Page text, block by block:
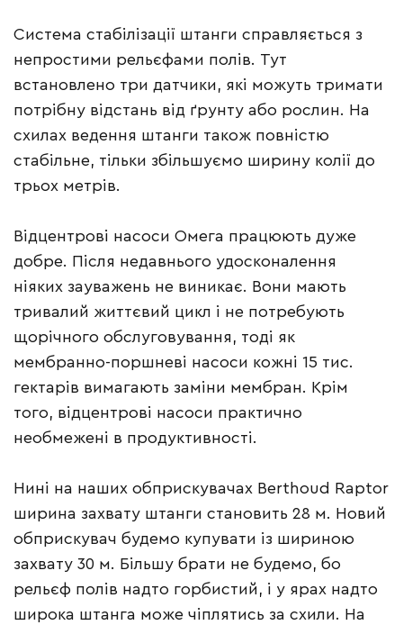
Система стабілізації штанги справляється з
непростими рельєфами полів. Тут
встановлено три датчики, які можуть тримати
потрібну відстань від ґрунту або рослин. На
схилах ведення штанги також повністю
стабільне, тільки збільшуємо ширину колії до
трьох метрів.
Відцентрові насоси Омега працюють дуже
добре. Після недавнього удосконалення
ніяких зауважень не виникає. Вони мають
тривалий життєвий цикл і не потребують
щорічного обслуговування, тоді як
мембранно-поршневі насоси кожні 15 тис.
гектарів вимагають заміни мембран. Крім
того, відцентрові насоси практично
необмежені в продуктивності.
Нині на наших обприскувачах Berthoud Raptor
ширина захвату штанги становить 28 м. Новий
обприскувач будемо купувати із шириною
захвату 30 м. Більшу брати не будемо, бо
рельєф полів надто горбистий, і у ярах надто
широка штанга може чіплятись за схили. На